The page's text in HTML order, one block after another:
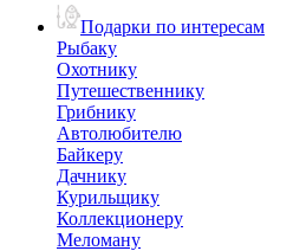
Подарки по интересам
Рыбаку
Охотнику
Путешественнику
Грибнику
Автолюбителю
Байкеру
Дачнику
Курильщику
Коллекционеру
Меломану